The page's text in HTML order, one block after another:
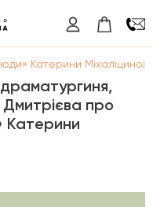
Катерини Міхаліциної
про
Катерини